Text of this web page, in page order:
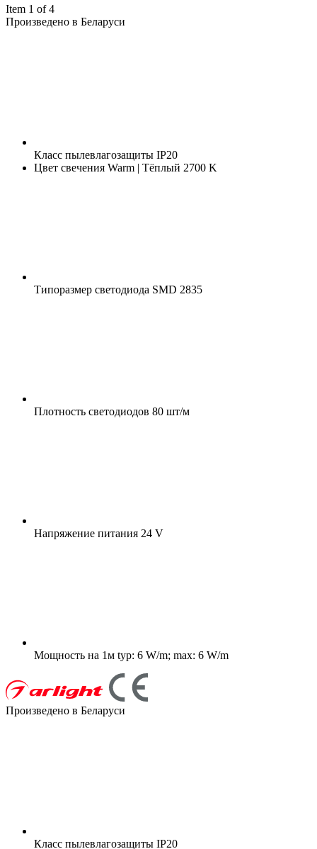
Item 1 of 4
Произведено в Беларуси
Класс пылевлагозащиты IP20
Цвет свечения Warm | Тёплый 2700 K
Типоразмер светодиода SMD 2835
Плотность светодиодов 80 шт/м
Напряжение питания 24 V
Мощность на 1м typ: 6 W/m; max: 6 W/m
Произведено в Беларуси
Класс пылевлагозащиты IP20